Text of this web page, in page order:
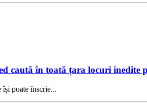
caută în toată țara locuri inedite
își poate înscrie...